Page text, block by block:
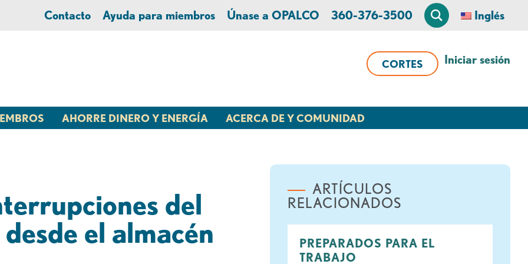
Contacto Ayuda para miembros Únase a OPALCO 360-376-3500 Inglés
CORTES Iniciar sesión
AHORRE DINERO Y ENERGÍA ACERCA DE Y COMUNIDAD
del
el almacén
ARTÍCULOS
RELACIONADOS
PREPARADOS PARA EL
TRABAJO